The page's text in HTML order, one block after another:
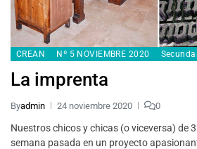
CREAN Nº 5 NOVIEMBRE 2020
La imprenta
Byadmin 24 noviembre 2020 0
Nuestros chicos y chicas (o viceversa) de
semana pasada en un proyecto